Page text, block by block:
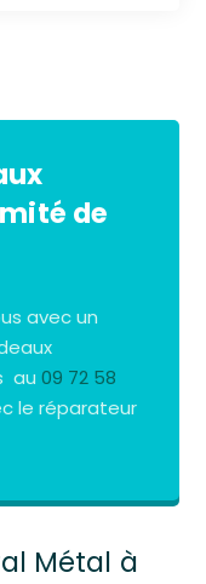
de
avec un
au09 72 58
le réparateur
Métal à